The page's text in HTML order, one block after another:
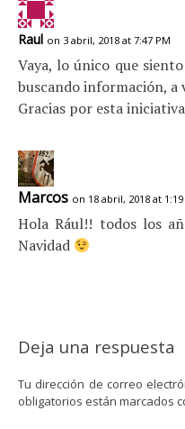
Raul on 3 abril, 2018 at 7:47 PM
Vaya, lo único que
buscando información, a
Gracias por esta
Marcos on 18 abril, 2018 at 1:19
Hola Rául!! todos los
Navidad
Deja una respuesta
Tu dirección de correo
obligatorios están marcados